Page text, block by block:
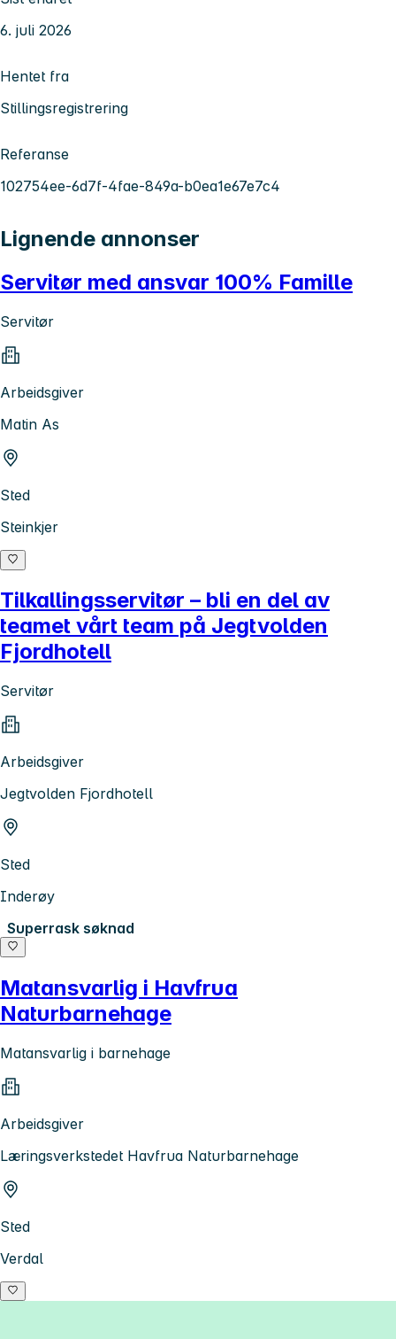
6. juli 2026
Hentet fra
Stillingsregistrering
Referanse
102754ee-6d7f-4fae-849a-b0ea1e67e7c4
Lignende annonser
Servitør med ansvar 100% Famille
Servitør
Arbeidsgiver
Matin As
Sted
Steinkjer
Tilkallingsservitør – bli en del av
teamet vårt team på Jegtvolden
Fjordhotell
Servitør
Arbeidsgiver
Jegtvolden Fjordhotell
Sted
Inderøy
Superrask søknad
Matansvarlig i Havfrua
Naturbarnehage
Matansvarlig i barnehage
Arbeidsgiver
Læringsverkstedet Havfrua Naturbarnehage
Sted
Verdal